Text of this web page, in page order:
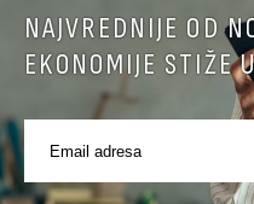
NAJVREDNIJE OD
EKONOMIJE STIŽE